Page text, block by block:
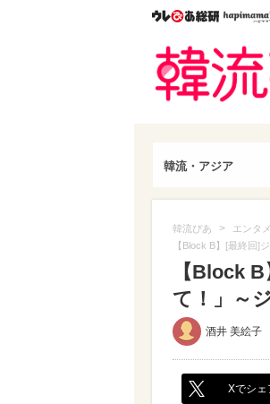
ウレぴ
韓流・アジア
韓流ぴあ > エンタ
【Block B】[最終回]
【Block
て！」～
酒井 美絵子
Xでシェ